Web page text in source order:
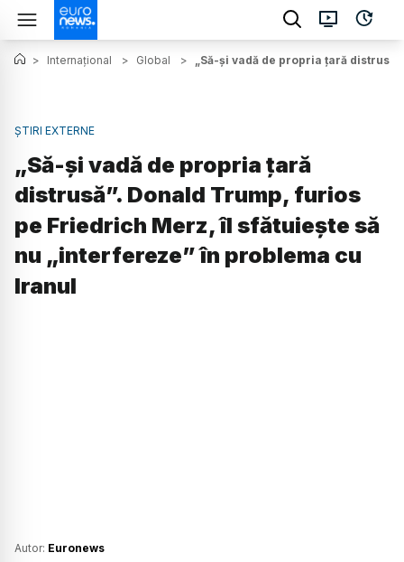
> Internațional > Global > „Să-și vadă de propria țară
ȘTIRI EXTERNE
„Să-și vadă de propria țară
distrusă”. Donald Trump, furios
pe Friedrich Merz, îl sfătuiește să
nu „interfereze” în problema cu
Iranul
Autor: Euronews